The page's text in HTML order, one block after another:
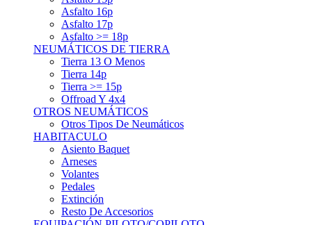
Asfalto 17p
Asfalto >= 18p
NEUMÁTICOS DE TIERRA
Tierra 13 O Menos
Tierra 14p
Tierra >= 15p
Offroad Y 4x4
OTROS NEUMÁTICOS
Otros Tipos De Neumáticos
HABITACULO
Asiento Baquet
Arneses
Volantes
Pedales
Extinción
Resto De Accesorios
EQUIPACIÓN PILOTO/COPILOTO
Packs Completos